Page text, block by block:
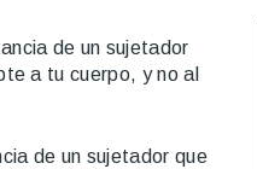
de un sujetador que